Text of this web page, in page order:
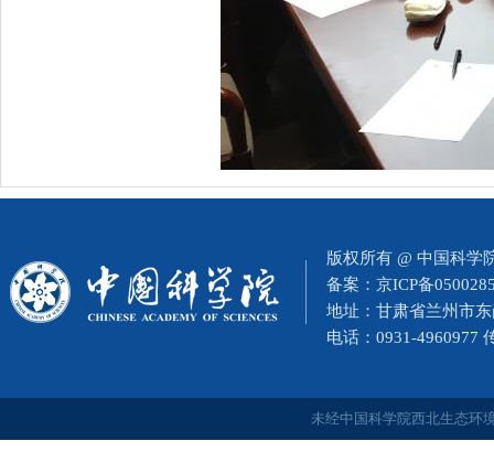
版权所有 @ 中国科学
备案： 京ICP备
地址：甘肃省兰州市
电话：0931-4960977
未经中国科学院西北生态环